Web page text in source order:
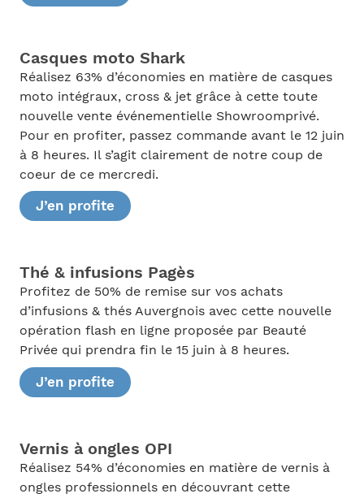
Casques moto Shark
Réalisez 63% d’économies en matière de casques
moto intégraux, cross & jet grâce à cette toute
nouvelle vente événementielle Showroomprivé.
Pour en profiter, passez commande avant le 12 juin
à 8 heures. Il s’agit clairement de notre coup de
coeur de ce mercredi.
J’en profite
Thé & infusions Pagès
Profitez de 50% de remise sur vos achats
d’infusions & thés Auvergnois avec cette nouvelle
opération flash en ligne proposée par Beauté
Privée qui prendra fin le 15 juin à 8 heures.
J’en profite
Vernis à ongles OPI
Réalisez 54% d’économies en matière de vernis à
ongles professionnels en découvrant cette